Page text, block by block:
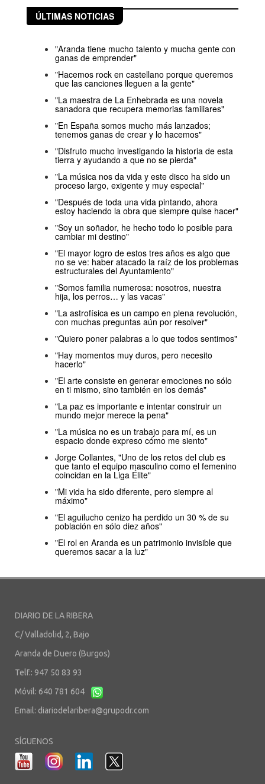
ÚLTIMAS NOTICIAS
"Aranda tiene mucho talento y mucha gente con
ganas de emprender"
"Hacemos rock en castellano porque queremos
que las canciones lleguen a la gente"
"La maestra de La Enhebrada es una novela
sanadora que recupera memorias familiares"
"En España somos mucho más lanzados;
tenemos ganas de crear y lo hacemos"
"Disfruto mucho investigando la historia de esta
tierra y ayudando a que no se pierda"
"La música nos da vida y este disco ha sido un
proceso largo, exigente y muy especial"
"Después de toda una vida pintando, ahora
estoy haciendo la obra que siempre quise hacer"
"Soy un soñador, he hecho todo lo posible para
cambiar mi destino"
"El mayor logro de estos tres años es algo que
no se ve: haber atacado la raíz de los problemas
estructurales del Ayuntamiento"
"Somos familia numerosa: nosotros, nuestra
hija, los perros… y las vacas"
"La astrofísica es un campo en plena revolución,
con muchas preguntas aún por resolver"
"Quiero poner palabras a lo que todos sentimos"
"Hay momentos muy duros, pero necesito
hacerlo"
"El arte consiste en generar emociones no sólo
en ti mismo, sino también en los demás"
"La paz es importante e intentar construir un
mundo mejor merece la pena"
"La música no es un trabajo para mí, es un
espacio donde expreso cómo me siento"
Jorge Collantes, "Uno de los retos del club es
que tanto el equipo masculino como el femenino
coincidan en la Liga Élite"
"Mi vida ha sido diferente, pero siempre al
máximo"
"El aguilucho cenizo ha perdido un 30 % de su
población en sólo diez años"
"El rol en Aranda es un patrimonio invisible que
queremos sacar a la luz"
DIARIO DE LA RIBERA
C/ Valladolid, 2, Bajo
Aranda de Duero (Burgos)
Telf.: 947 50 83 93
Móvil: 640 781 604
Email: diariodelaribera@grupodr.com
SÍGUENOS